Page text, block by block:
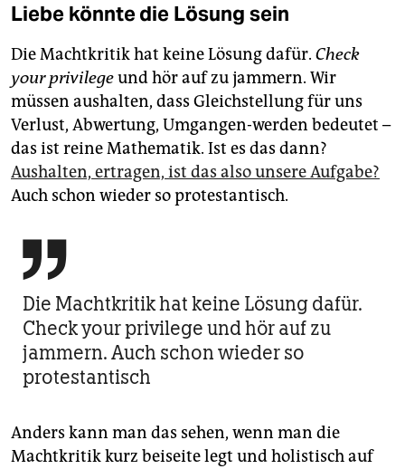
Liebe könnte die Lösung sein
Die Machtkritik hat keine Lösung dafür. Check
your privilegeund hör auf zu jammern. Wir
müssen aushalten, dass Gleichstellung für uns
Verlust, Abwertung, Umgangen-werden bedeutet –
das ist reine Mathematik. Ist es das dann?
Aushalten, ertragen, ist das also unsere Aufgabe?
Auch schon wieder so protestantisch.

Die Machtkritik hat keine Lösung dafür.
Check your privilege und hör auf zu
jammern. Auch schon wieder so
protestantisch
Anders kann man das sehen, wenn man die
Machtkritik kurz beiseite legt und holistisch auf